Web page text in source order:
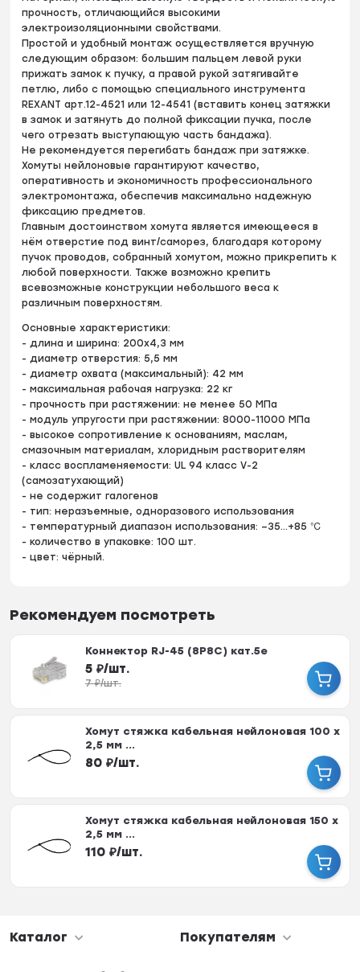
прочность, отличающийся высокими
электроизоляционными свойствами.
Простой и удобный монтаж осуществляется вручную
следующим образом: большим пальцем левой руки
прижать замок к пучку, а правой рукой затягивайте
петлю, либо с помощью специального инструмента
REXANT арт.12-4521 или 12-4541 (вставить конец затяжки
в замок и затянуть до полной фиксации пучка, после
чего отрезать выступающую часть бандажа).
Не рекомендуется перегибать бандаж при затяжке.
Хомуты нейлоновые гарантируют качество,
оперативность и экономичность профессионального
электромонтажа, обеспечив максимально надежную
фиксацию предметов.
Главным достоинством хомута является имеющееся в
нём отверстие под винт/саморез, благодаря которому
пучок проводов, собранный хомутом, можно прикрепить к
любой поверхности. Также возможно крепить
всевозможные конструкции небольшого веса к
различным поверхностям.
Основные характеристики:
- длина и ширина: 200х4,3 мм
- диаметр отверстия: 5,5 мм
- диаметр охвата (максимальный): 42 мм
- максимальная рабочая нагрузка: 22 кг
- прочность при растяжении: не менее 50 МПа
- модуль упругости при растяжении: 8000-11000 МПа
- высокое сопротивление к основаниям, маслам,
смазочным материалам, хлоридным растворителям
- класс воспламеняемости: UL 94 класс V-2
(самозатухающий)
- не содержит галогенов
- тип: неразъемные, одноразового использования
- температурный диапазон использования: –35...+85 ℃
- количество в упаковке: 100 шт.
- цвет: чёрный.
Рекомендуем посмотреть
Коннектор RJ-45 (8P8C) кат.5е
5 ₽/шт.
7 ₽/шт.
Хомут стяжка кабельная нейлоновая 100 х
2,5 мм ...
80 ₽/шт.
Хомут стяжка кабельная нейлоновая 150 х
2,5 мм ...
110 ₽/шт.
Каталог Покупателям